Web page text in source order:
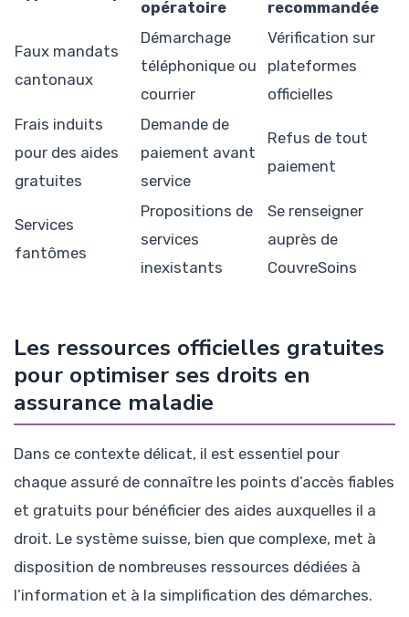
opératoire
recommandée
Faux mandats
cantonaux
Démarchage
téléphonique ou
courrier
Vérification sur
plateformes
officielles
Frais induits
pour des aides
gratuites
Demande de
paiement avant
service
Refus de tout
paiement
Services
fantômes
Propositions de
services
inexistants
Se renseigner
auprès de
CouvreSoins
Les ressources officielles gratuites
pour optimiser ses droits en
assurance maladie
Dans ce contexte délicat, il est essentiel pour
chaque assuré de connaître les points d’accès fiables
et gratuits pour bénéficier des aides auxquelles il a
droit. Le système suisse, bien que complexe, met à
disposition de nombreuses ressources dédiées à
l’information et à la simplification des démarches.